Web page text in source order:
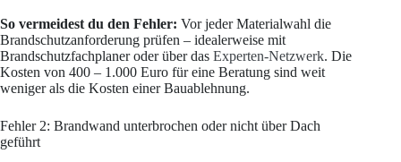
So vermeidest du den Fehler: Vor jeder Materialwahl die
Brandschutzanforderung prüfen – idealerweise mit
Brandschutzfachplaner oder über das Experten-Netzwerk. Die
Kosten von 400 – 1.000 Euro für eine Beratung sind weit
weniger als die Kosten einer Bauablehnung.
Fehler 2: Brandwand unterbrochen oder nicht über Dach
geführt